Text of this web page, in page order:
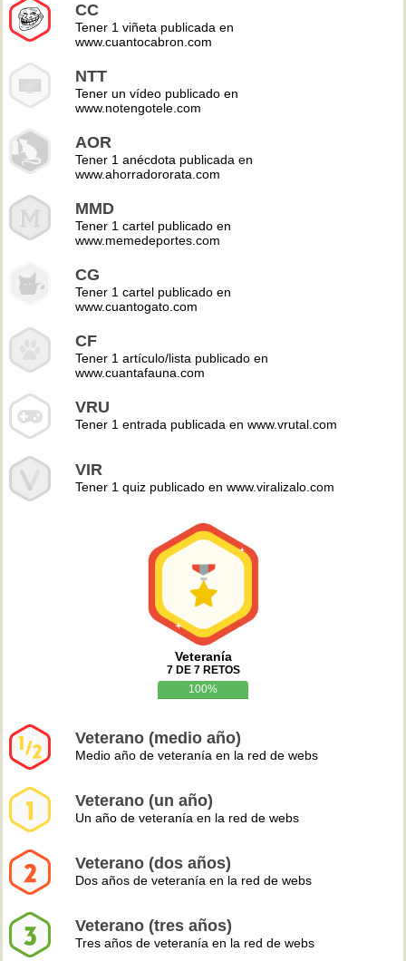
CC
Tener 1 viñeta publicada en
www.cuantocabron.com
NTT
Tener un vídeo publicado en
www.notengotele.com
AOR
Tener 1 anécdota publicada en
www.ahorradororata.com
MMD
Tener 1 cartel publicado en
www.memedeportes.com
CG
Tener 1 cartel publicado en
www.cuantogato.com
CF
Tener 1 artículo/lista publicado en
www.cuantafauna.com
VRU
Tener 1 entrada publicada en www.vrutal.com
VIR
Tener 1 quiz publicado en www.viralizalo.com
Veteranía
7 DE 7 RETOS
100%
Veterano (medio año)
Medio año de veteranía en la red de webs
Veterano (un año)
Un año de veteranía en la red de webs
Veterano (dos años)
Dos años de veteranía en la red de webs
Veterano (tres años)
Tres años de veteranía en la red de webs